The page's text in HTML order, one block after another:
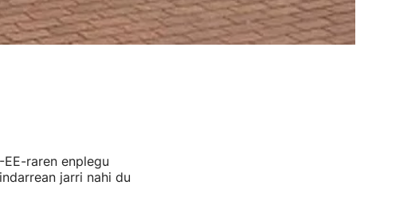
raren enplegu
jarri nahi du